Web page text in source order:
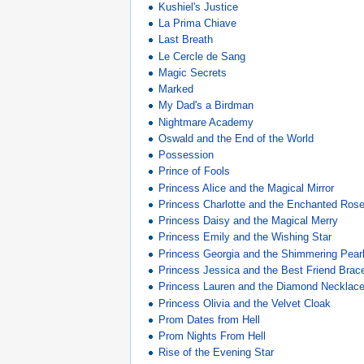
Kushiel's Justice
La Prima Chiave
Last Breath
Le Cercle de Sang
Magic Secrets
Marked
My Dad's a Birdman
Nightmare Academy
Oswald and the End of the World
Possession
Prince of Fools
Princess Alice and the Magical Mirror
Princess Charlotte and the Enchanted Rose
Princess Daisy and the Magical Merry
Princess Emily and the Wishing Star
Princess Georgia and the Shimmering Pearl
Princess Jessica and the Best Friend
Princess Lauren and the Diamond Necklace
Princess Olivia and the Velvet Cloak
Prom Dates from Hell
Prom Nights From Hell
Rise of the Evening Star